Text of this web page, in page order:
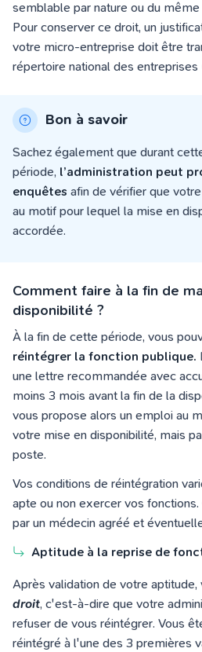
semblable par nature ou du
Pour conserver ce droit, un
votre micro-entreprise doit être
répertoire national des entreprises
Bon à savoir
Sachez également que durant
période, l’administration peut
enquêtes afin de vérifier que
au motif pour lequel la mise en
accordée.
Comment faire à la fin de
disponibilité ?
À la fin de cette période, vous
réintégrer la fonction publique.
une lettre recommandée avec
moins 3 mois avant la fin de la
vous propose alors un emploi au
votre mise en disponibilité, mais
poste.
Vos conditions de réintégration
apte ou non exercer vos
par un médecin agréé et
Aptitude à la reprise de
Après validation de votre
droit, c'est-à-dire que votre
refuser de vous réintégrer. Vous
réintégré à l'une des 3 premières